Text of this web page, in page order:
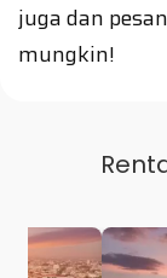
juga dan
mungkin!